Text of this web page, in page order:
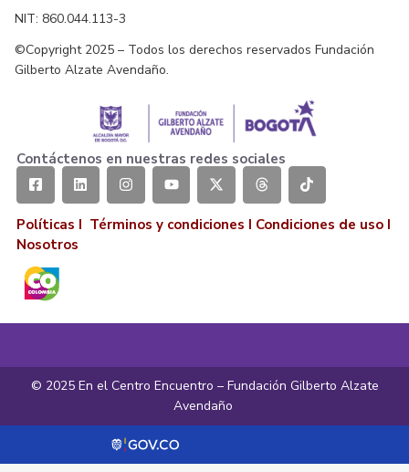
NIT: 860.044.113-3
©Copyright 2025 – Todos los derechos reservados Fundación
Gilberto Alzate Avendaño.
Contáctenos en nuestras redes sociales
Políticas I Términos y condiciones I Condiciones de uso I
Nosotros
© 2025 En el Centro Encuentro – Fundación Gilberto Alzate
Avendaño